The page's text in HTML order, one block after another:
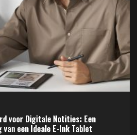
voor Digitale Notities: Een
van een Ideale E-Ink Tablet